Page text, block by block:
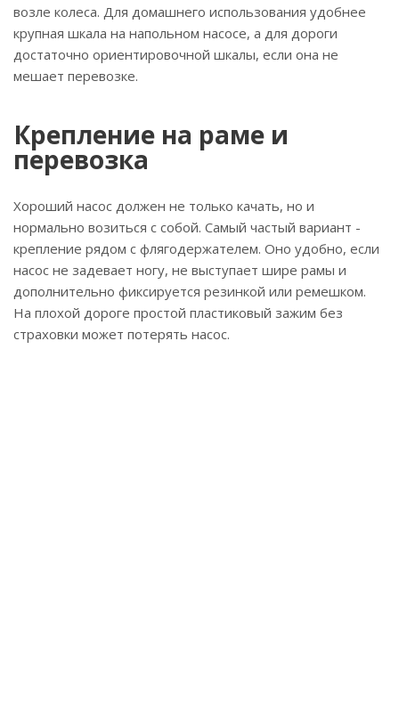
возле колеса. Для домашнего использования удобнее
крупная шкала на напольном насосе, а для дороги
достаточно ориентировочной шкалы, если она не
мешает перевозке.
Крепление на раме и
перевозка
Хороший насос должен не только качать, но и
нормально возиться с собой. Самый частый вариант -
крепление рядом с флягодержателем. Оно удобно, если
насос не задевает ногу, не выступает шире рамы и
дополнительно фиксируется резинкой или ремешком.
На плохой дороге простой пластиковый зажим без
страховки может потерять насос.